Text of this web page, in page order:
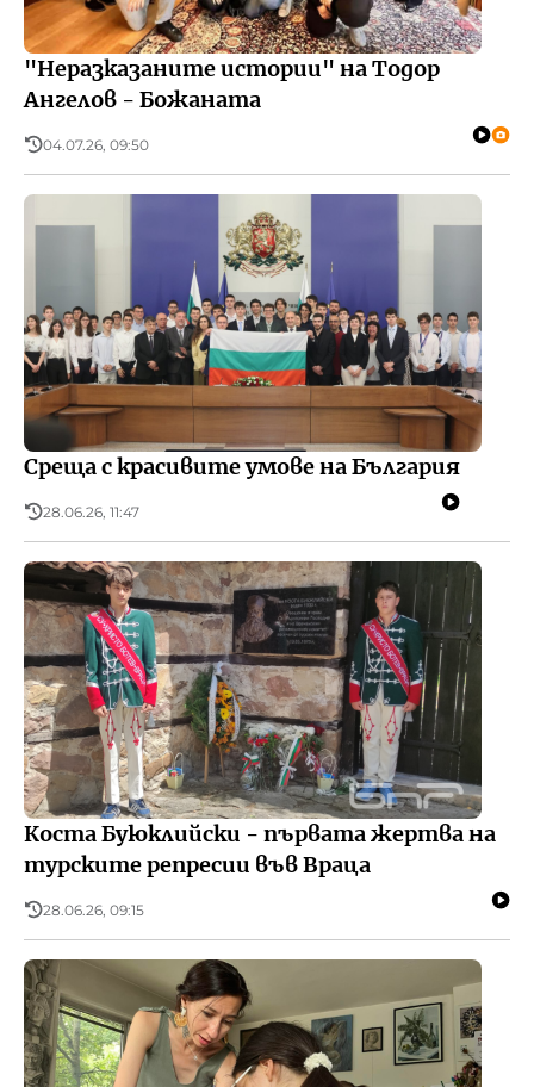
"Неразказаните истории" на Тодор
Ангелов - Божаната
04.07.26, 09:50
Среща с красивите умове на България
28.06.26, 11:47
Коста Буюклийски - първата жертва на
турските репресии във Враца
28.06.26, 09:15